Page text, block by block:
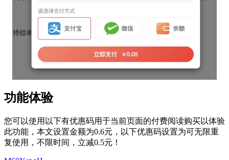
功能体验
您可以使用以下有优惠码用于当前页面的付费阅读购买以体验
此功能，本文设置金额为0.6元，以下优惠码设置为可无限重
复使用，不限时间，立减0.5元！